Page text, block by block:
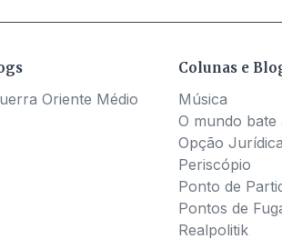
Oriente Médio
Colunas e
Música
O mundo bate
Opção Jurídica
Periscópio
Ponto de
Pontos de
Realpolitik